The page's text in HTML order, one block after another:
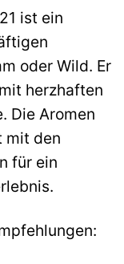
ist ein
oder Wild. Er
herzhaften
Die Aromen
mit den
für ein